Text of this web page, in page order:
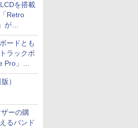
を搭載
Retro
が
ードとも
ラックボ
Pro」が
）
ーの購
るバンド